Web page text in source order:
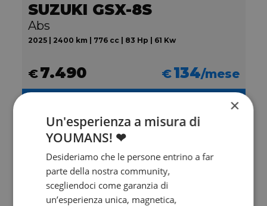
SUZUKI GSX-8S
Abs
2025 | 2400 km | 776 cc | 83 Hp | 61 Kw
€7.490 €134/mese
Non sai quale
scegliere?
Ti aiuta Francesco!
Contattalo subito!
×
Un'esperienza a misura di
YOUMANS! ❤
Desideriamo che le persone entrino a far
parte della nostra community,
scegliendoci come garanzia di
un’esperienza unica, magnetica,